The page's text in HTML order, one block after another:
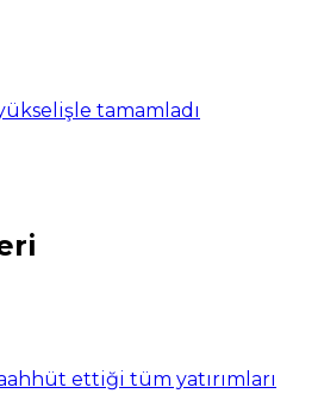
tamamladı
ettiği tüm yatırımları